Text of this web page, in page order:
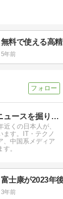
無料で使える高
5年前
中国最新情報局ADKD - 中国ニュースを掘り下げて解説中
くの日本人が、
ます。IT・テクノ
、中国系メディア
。
3年前